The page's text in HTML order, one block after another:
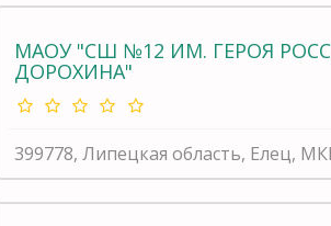
МАОУ "СШ №12 ИМ. ГЕРОЯ
ДОРОХИНА"
399778, Липецкая область, Елец,